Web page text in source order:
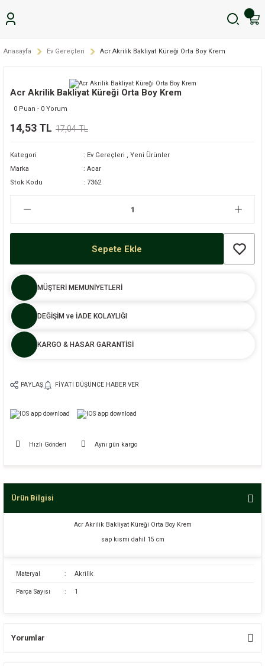
Anasayfa Ev Gereçleri Acr Akrilik Bakliyat Küreği Orta Boy Krem
Acr Akrilik Bakliyat Küreği Orta Boy Krem
0 Puan - 0 Yorum
14,53 TL 17,04 TL
Kategori Ev Gereçleri ,Yeni Ürünler
Marka
Acar
Stok Kodu
7362
Sepete Ekle
MÜŞTERİ MEMUNİYETLERİ
DEĞİŞİM ve İADE KOLAYLIĞI
KARGO & HASAR GARANTİSİ
PAYLAŞ FIYATI DÜŞÜNCE HABER VER
Hızlı Gönderi Aynı gün kargo
Ürün Bilgisi
Acr Akrilik Bakliyat Küreği Orta Boy Krem
sap kısmı dahil 15 cm
Materyal : Akrilik
Parça Sayısı : 1
Yorumlar